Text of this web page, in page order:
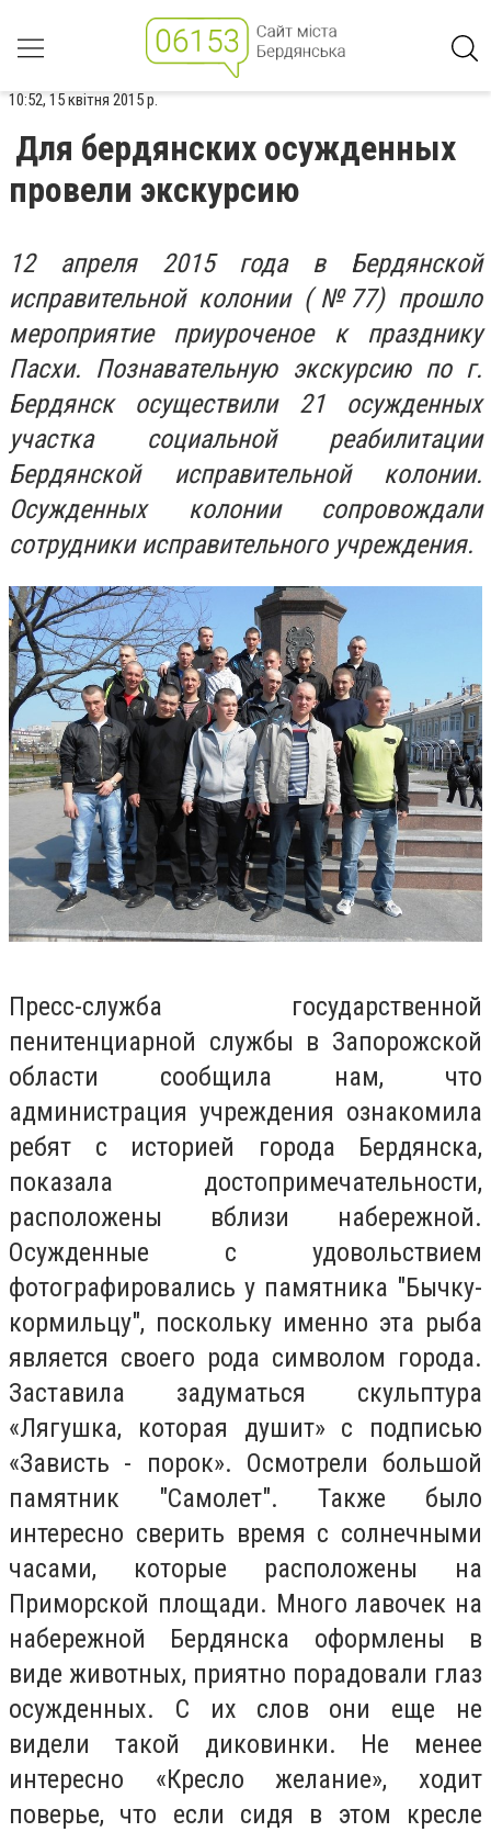
10:52, 15 квітня 2015 р.
Для бердянских осужденных
провели экскурсию
12 апреля 2015 года в Бердянской
исправительной колонии (№77) прошло
мероприятие приуроченое к празднику
Пасхи. Познавательную экскурсию по г.
Бердянск осуществили 21 осужденных
участка социальной реабилитации
Бердянской исправительной колонии.
Осужденных колонии сопровождали
сотрудники исправительного учреждения.
Пресс-служба государственной
пенитенциарной службы в Запорожской
области сообщила нам, что
администрация учреждения ознакомила
ребят с историей города Бердянска,
показала достопримечательности,
расположены вблизи набережной.
Осужденные с удовольствием
фотографировались у памятника "Бычку-
кормильцу", поскольку именно эта рыба
является своего рода символом города.
Заставила задуматься скульптура
«Лягушка, которая душит» с подписью
«Зависть - порок». Осмотрели большой
памятник "Самолет". Также было
интересно сверить время с солнечными
часами, которые расположены на
Приморской площади. Много лавочек на
набережной Бердянска оформлены в
виде животных, приятно порадовали глаз
осужденных. С их слов они еще не
видели такой диковинки. Не менее
интересно «Кресло желание», ходит
поверье, что если сидя в этом кресле